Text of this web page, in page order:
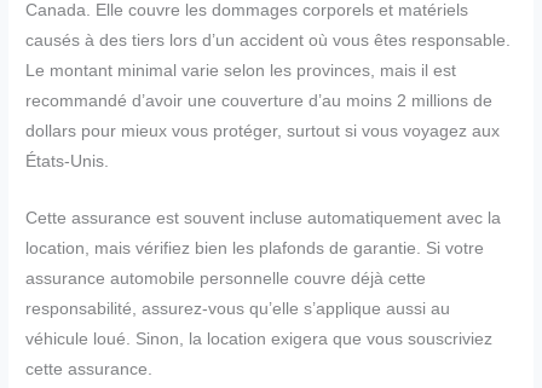
Canada. Elle couvre les dommages corporels et matériels
causés à des tiers lors d’un accident où vous êtes responsable.
Le montant minimal varie selon les provinces, mais il est
recommandé d’avoir une couverture d’au moins 2 millions de
dollars pour mieux vous protéger, surtout si vous voyagez aux
États-Unis.
Cette assurance est souvent incluse automatiquement avec la
location, mais vérifiez bien les plafonds de garantie. Si votre
assurance automobile personnelle couvre déjà cette
responsabilité, assurez-vous qu’elle s’applique aussi au
véhicule loué. Sinon, la location exigera que vous souscriviez
cette assurance.